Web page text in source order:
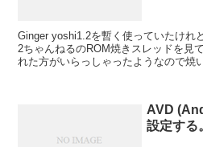
Ginger yoshi1.2を暫く使っていたけれ
2ちゃんねるのROM焼きスレッドを見
れた方がいらっしゃったようなので焼
AVD
設定する